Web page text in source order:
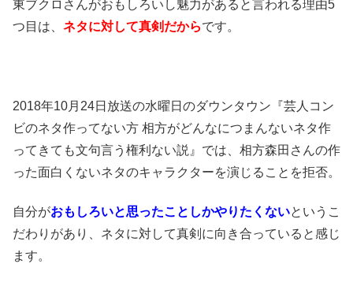
東ブクロさんがおもしろいし魅力があると言われる理由5
つ目は、 ネタに対して真剣だからです。
2018年10月24日放送の水曜日のダウンタウン『芸人コン
ビのネタ作ってない方 相方がどんなにつまんないネタ作
ってきても文句言う権利ない説』では、相方森田さんの作
った面白くないネタのキャラクターを演じることを拒否。
自分がおもしろいと思ったことしかやりたくないというこ
だわりがあり、ネタに対して真剣に向き合っていると感じ
ます。